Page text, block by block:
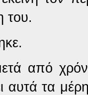
του.
από
αυτά τα